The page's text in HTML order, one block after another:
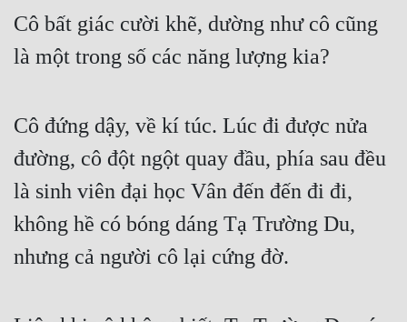
Đẹp
Tính Cách Nhân Vật :
Cơ Trí
Sát Phạt Quyết Đoán
Vô Sỉ
Điềm Đạm
Cô bất giác cười khẽ, dường như cô cũng
là một trong số các năng lượng kia?
Cô đứng dậy, về kí túc. Lúc đi được nửa
đường, cô đột ngột quay đầu, phía sau đều
là sinh viên đại học Vân đến đến đi đi,
không hề có bóng dáng Tạ Trường Du,
nhưng cả người cô lại cứng đờ.